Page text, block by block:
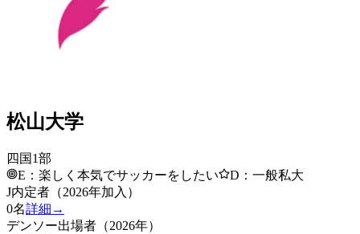
松山大学
四国1部
E：楽しく本気でサッカーをしたい
D：一般私大
J内定者（2026年加入）
0名詳細→
デンソー出場者（2026年）